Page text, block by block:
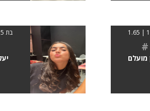
#
מועלם
בת 15 | 1.65